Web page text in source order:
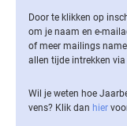
Door te klikken op
om je naam en e-
of meer mailings
allen tijde intrekken
Wil je weten hoe
vens? Klik dan hier